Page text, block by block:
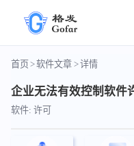
首页>软件文章 >详情
企业无法有效控制软件
软件: 许可